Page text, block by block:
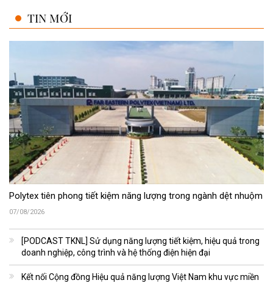
TIN MỚI
Polytex tiên phong tiết kiệm năng lượng trong ngành dệt nhuộm
07/08/2026
[PODCAST TKNL] Sử dụng năng lượng tiết kiệm, hiệu quả trong
doanh nghiệp, công trình và hệ thống điện hiện đại
Kết nối Cộng đồng Hiệu quả năng lượng Việt Nam khu vực miền